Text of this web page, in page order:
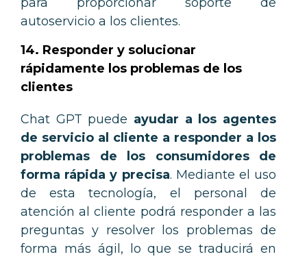
autoservicio a los clientes.
14. Responder y solucionar
rápidamente los problemas de los
clientes
Chat GPT puede ayudar a los agentes
de servicio al cliente a responder a los
problemas de los consumidores de
forma rápida y precisa. Mediante el uso
de esta tecnología, el personal de
atención al cliente podrá responder a las
preguntas y resolver los problemas de
forma más ágil, lo que se traducirá en